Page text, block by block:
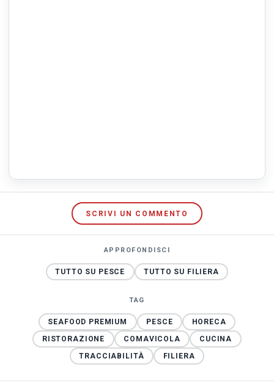
SCRIVI UN COMMENTO
APPROFONDISCI
TUTTO SU PESCE TUTTO SU FILIERA
TAG
SEAFOOD PREMIUM PESCE
HORECA
RISTORAZIONE
COMAVICOLA
CUCINA
TRACCIABILITÀ
FILIERA